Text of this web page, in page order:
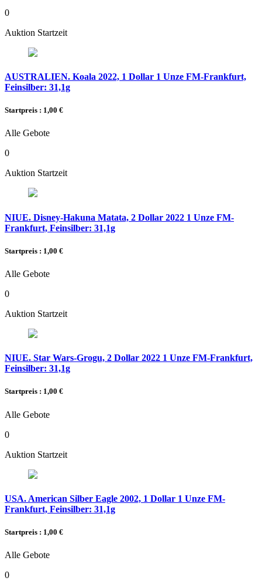
0
Auktion Startzeit
AUSTRALIEN. Koala 2022, 1 Dollar 1 Unze FM-Frankfurt,
Feinsilber: 31,1g
Startpreis : 1,00 €
Alle Gebote
0
Auktion Startzeit
NIUE. Disney-Hakuna Matata, 2 Dollar 2022 1 Unze FM-
Frankfurt, Feinsilber: 31,1g
Startpreis : 1,00 €
Alle Gebote
0
Auktion Startzeit
NIUE. Star Wars-Grogu, 2 Dollar 2022 1 Unze FM-Frankfurt,
Feinsilber: 31,1g
Startpreis : 1,00 €
Alle Gebote
0
Auktion Startzeit
USA. American Silber Eagle 2002, 1 Dollar 1 Unze FM-
Frankfurt, Feinsilber: 31,1g
Startpreis : 1,00 €
Alle Gebote
0